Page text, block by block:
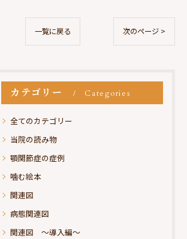
一覧に戻る 次のページ >
カテゴリー Categories
全てのカテゴリー
当院の読み物
顎関節症の症例
噛む絵本
関連図
病態関連図
関連図 ～導入編～